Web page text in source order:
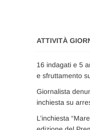
ATTIVITÀ
16 indagati e 5
e sfruttamento
Giornalista
inchiesta su
L’inchiesta